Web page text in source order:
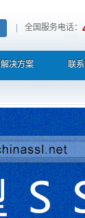
全国服务电话：
解决方案 联